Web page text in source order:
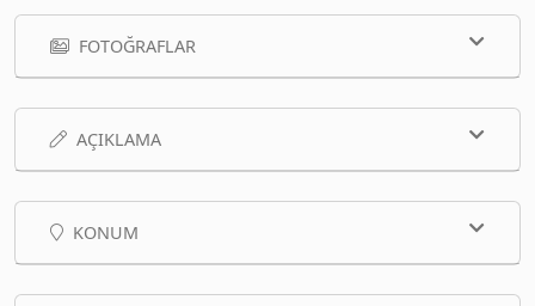
FOTOĞRAFLAR
AÇIKLAMA
KONUM